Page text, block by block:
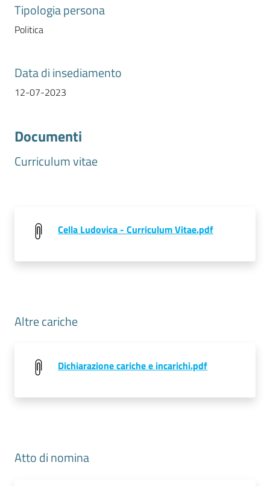
L'impresa
Prenotazioni
Accedi
Registrati
Tipologia persona
Politica
Data di insediamento
12-07-2023
Documenti
Curriculum vitae
Cella Ludovica - Curriculum Vitae.pdf
Altre cariche
Dichiarazione cariche e incarichi.pdf
Atto di nomina